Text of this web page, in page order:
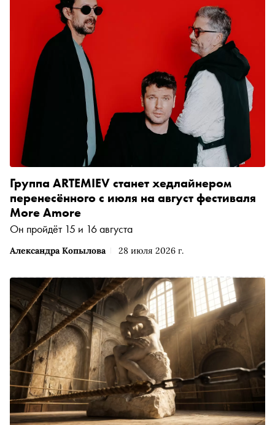
Александра Копылова 28 июля 2026 г.
Группа ARTEMIEV станет хедлайнером
перенесённого с июля на август фестиваля
More Amore
Он пройдёт 15 и 16 августа